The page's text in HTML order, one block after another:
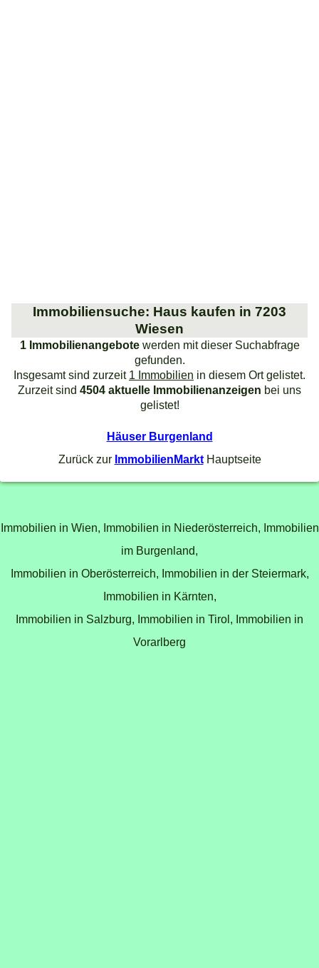
Immobiliensuche: Haus kaufen in 7203
Wiesen
1 Immobilienangebotewerden mit dieser Suchabfrage
gefunden.
Insgesamt sind zurzeit 1 Immobilien in diesem Ort gelistet.
Zurzeit sind 4504 aktuelle Immobilienanzeigen bei uns
gelistet!
Häuser Burgenland
Zurück zur ImmobilienMarktHauptseite
Immobilien in Wien, Immobilien in Niederösterreich, Immobilien
im Burgenland,
Immobilien in Oberösterreich, Immobilien in der Steiermark,
Immobilien in Kärnten,
Immobilien in Salzburg, Immobilien in Tirol, Immobilien in
Vorarlberg